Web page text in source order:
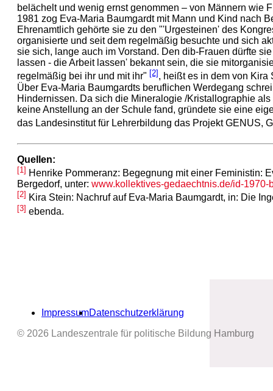
belächelt und wenig ernst genommen – von Männern wie
1981 zog Eva-Maria Baumgardt mit Mann und Kind nach
Ehrenamtlich gehörte sie zu den "'Urgesteinen' des
organisierte und seit dem regelmäßig besuchte und sich
sie sich, lange auch im Vorstand. Den dib-Frauen dürfte
lassen - die Arbeit lassen' bekannt sein, die sie
regelmäßig bei ihr und mit ihr" [2] , heißt es in dem von Kira
Über Eva-Maria Baumgardts beruflichen Werdegang
Hindernissen. Da sich die Mineralogie /Kristallographie
keine Anstellung an der Schule fand, gründete sie eine
das Landesinstitut für Lehrerbildung das Projekt GENUS,
Quellen:
[1] Henrike Pommeranz: Begegnung mit einer Feministin:
Bergedorf, unter: www.kollektives-gedaechtnis.de/id-
[2] Kira Stein: Nachruf auf Eva-Maria Baumgardt, in: Die
[3] ebenda.
ImpressumDatenschutzerklärung
© 2026 Landeszentrale für politische Bildung Hamburg